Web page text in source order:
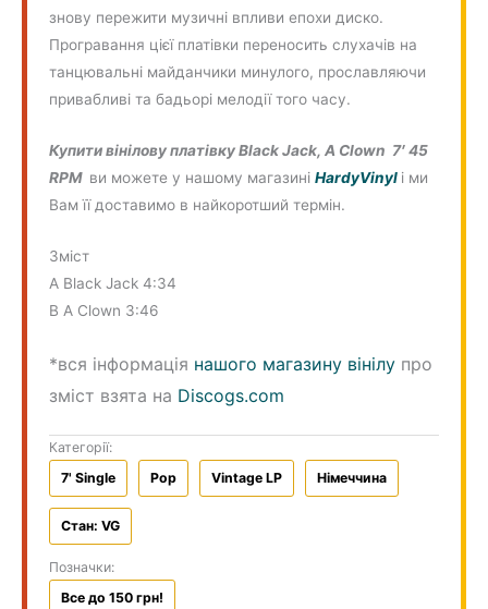
знову пережити музичні впливи епохи диско.
Програвання цієї платівки переносить слухачів на
танцювальні майданчики минулого, прославляючи
привабливі та бадьорі мелодії того часу.
Купити вінілову платівку Black Jack, A Clown 7′ 45
RPM ви можете у нашому магазиніHardyVinyl і ми
Вам її доставимо в найкоротший термін.
Зміст
A Black Jack 4:34
B A Clown 3:46
*вся інформація нашого магазину вінілу про
зміст взята на Discogs.com
Категорії:
7' Single
Pop Vintage LP Німеччина
Стан: VG
Позначки:
Все до 150 грн!